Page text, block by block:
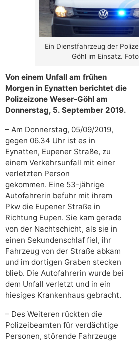
Ein Dienstfahrzeug der
Göhl im Einsatz.
Von einem Unfall am frühen
Morgen in Eynatten berichtet die
Polizeizone Weser-Göhl am
Donnerstag, 5. September 2019.
– Am Donnerstag, 05/09/2019,
gegen 06.34 Uhr ist es in
Eynatten, Eupener Straße, zu
einem Verkehrsunfall mit einer
verletzten Person
gekommen. Eine 53-jährige
Autofahrerin befuhr mit ihrem
Pkw die Eupener Straße in
Richtung Eupen. Sie kam gerade
von der Nachtschicht, als sie in
einen Sekundenschlaf fiel, ihr
Fahrzeug von der Straße abkam
und im dortigen Graben stecken
blieb. Die Autofahrerin wurde bei
dem Unfall verletzt und in ein
hiesiges Krankenhaus gebracht.
– Des Weiteren rückten die
Polizeibeamten für verdächtige
Personen, störende Fahrzeuge